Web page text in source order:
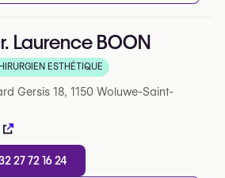
Laurence BOON
sur 5 sur Google
ESTHÉTIQUE
Gersis 18, 1150 Woluwe-Saint-
27 72 16 24